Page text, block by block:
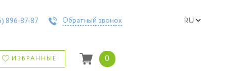
896-87-87 Обратный звонок RU
ИЗБРАННЫЕ 0